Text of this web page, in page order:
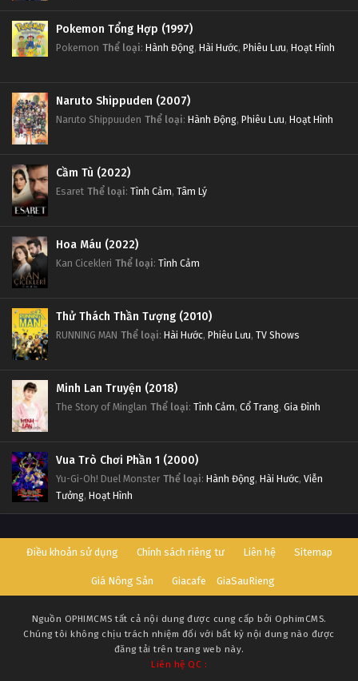
Pokemon Tổng Hợp (1997)
Pokemon Thể loại: Hành Động, Hài Hước, Phiêu Lưu, Hoạt Hình
Naruto Shippuden (2007)
Naruto Shippuuden Thể loại: Hành Động, Phiêu Lưu, Hoạt Hình
Cầm Tù (2022)
Esaret Thể loại: Tình Cảm, Tâm Lý
Hoa Máu (2022)
Kan Cicekleri Thể loại: Tình Cảm
Thử Thách Thần Tượng (2010)
RUNNING MAN Thể loại: Hài Hước, Phiêu Lưu, TV Shows
Minh Lan Truyện (2018)
The Story of Minglan Thể loại: Tình Cảm, Cổ Trang, Gia Đình
Vua Trò Chơi Phần 1 (2000)
Yu-Gi-Oh! Duel Monster Thể loại: Hành Động, Hài Hước, Viễn
Tưởng, Hoạt Hình
Điều khoản sử dụng Chính sách riêng tư Liên hệ Sitemap
Giá Nông Sản Giacafe GiaSauRieng
Nguồn OPHIMCMS tất cả nội dung được cung cấp bởi OphimCMS.
Chúng tôi không chịu trách nhiệm đối với bất kỳ nội dung nào được
đăng tải trên trang web này.
Liên hệ QC :